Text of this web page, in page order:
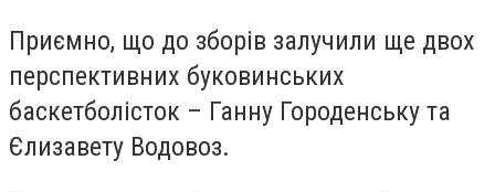
Приємно, що до зборів залучили ще двох
перспективних буковинських
баскетболісток – Ганну Городенську та
Єлизавету Водовоз.